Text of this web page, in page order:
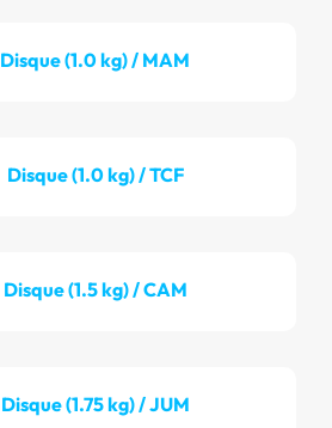
Disque (1.0 kg) / MAM
Disque (1.0 kg) / TCF
Disque (1.5 kg) / CAM
Disque (1.75 kg) / JUM